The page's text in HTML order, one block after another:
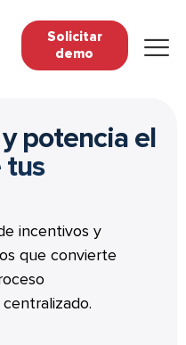
Solicitar
demo
potencia el
tus
incentivos y
que convierte